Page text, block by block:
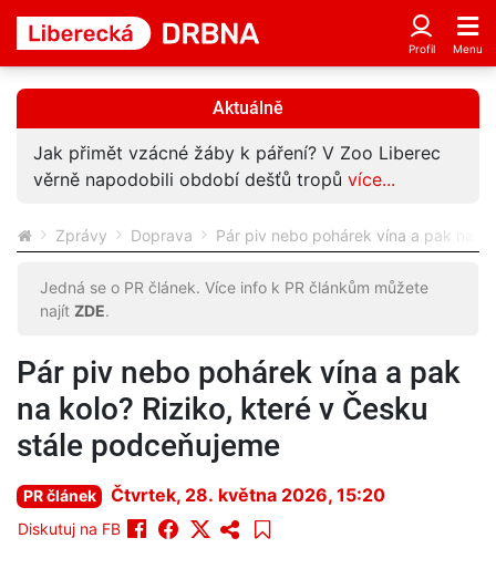
Aktuálně
Jak přimět vzácné žáby k páření? V Zoo Liberec
věrně napodobili období dešťů tropů více...
Zprávy Doprava Pár piv nebo pohárek vína a pak na
Jedná se o PR článek. Více info k PR článkům můžete
najít ZDE.
Pár piv nebo pohárek vína a pak
na kolo? Riziko, které v Česku
stále podceňujeme
PR článek Čtvrtek, 28. května 2026, 15:20
Diskutuj na FB